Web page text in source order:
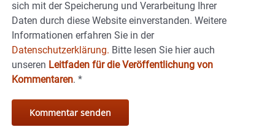
sich mit der Speicherung und Verarbeitung Ihrer
Daten durch diese Website einverstanden. Weitere
Informationen erfahren Sie in der
Datenschutzerklärung. Bitte lesen Sie hier auch
unseren Leitfaden für die Veröffentlichung von
Kommentaren. *